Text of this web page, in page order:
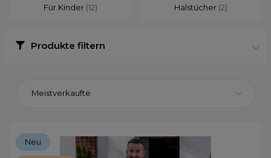
Für Kinder (12) Halstücher (2)
Produkte filtern
Meistverkaufte
Neu